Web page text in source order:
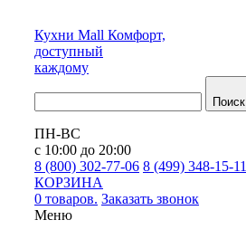
Кухни Mall Комфорт,
доступный
каждому
Поиск
ПН-ВС
с 10:00 до 20:00
8 (800) 302-77-06 8 (499) 348-15-11
КОРЗИНА
0 товаров. Заказать звонок
Меню